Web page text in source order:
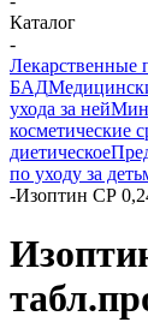
Каталог
-
Лекарственные
БАД
ухода за ней
косметические
диетическое
по уходу за
-Изоптин СР